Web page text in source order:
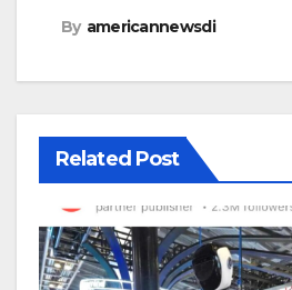
By americannewsdi
Related Post